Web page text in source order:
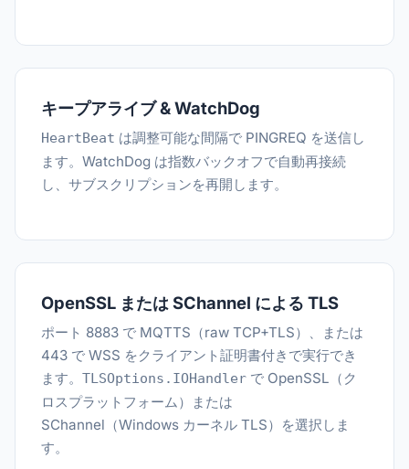
キープアライブ & WatchDog
HeartBeat は調整可能な間隔で PINGREQ を送信し
ます。WatchDog は指数バックオフで自動再接続
し、サブスクリプションを再開します。
OpenSSL または SChannel による TLS
ポート 8883 で MQTTS（raw TCP+TLS）、または
443 で WSS をクライアント証明書付きで実行でき
ます。 TLSOptions.IOHandler で OpenSSL（ク
ロスプラットフォーム）または
SChannel（Windows カーネル TLS）を選択しま
す。